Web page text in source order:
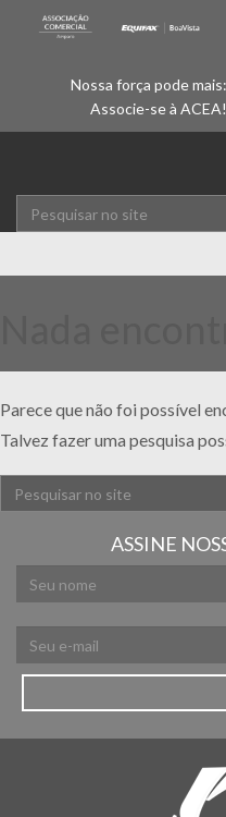
Nossa força pode mais:
Associe-se à ACEA!
Parece que não foi possível
Talvez fazer uma pesquisa
ASSINE